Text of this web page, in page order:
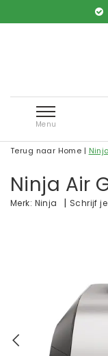
Menu
Terug naar Home |
Ninja Air
Merk: Ninja | Schrijf